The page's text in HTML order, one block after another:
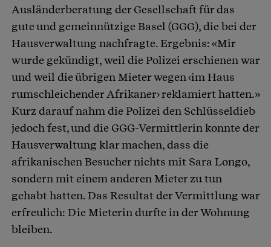
Ausländerberatung der Gesellschaft für das
gute und gemeinnützige Basel (GGG), die bei der
Hausverwaltung nachfragte. Ergebnis: «Mir
wurde gekündigt, weil die Polizei erschienen war
und weil die übrigen Mieter wegen ‹im Haus
rumschleichender Afrikaner› reklamiert hatten.»
Kurz darauf nahm die Polizei den Schlüsseldieb
jedoch fest, und die GGG-Vermittlerin konnte der
Hausverwaltung klar machen, dass die
afrikanischen Besucher nichts mit Sara Longo,
sondern mit einem anderen Mieter zu tun
gehabt hatten. Das Resultat der Vermittlung war
erfreulich: Die Mieterin durfte in der Wohnung
bleiben.